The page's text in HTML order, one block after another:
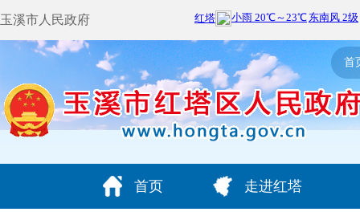
玉溪市人民政府
首
首页 走进红塔